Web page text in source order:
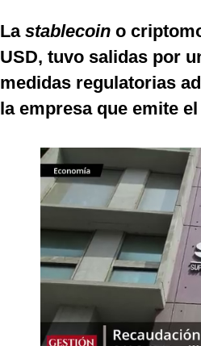
La stablecoin o
USD, tuvo salidas por
medidas regulatorias
la empresa que emite